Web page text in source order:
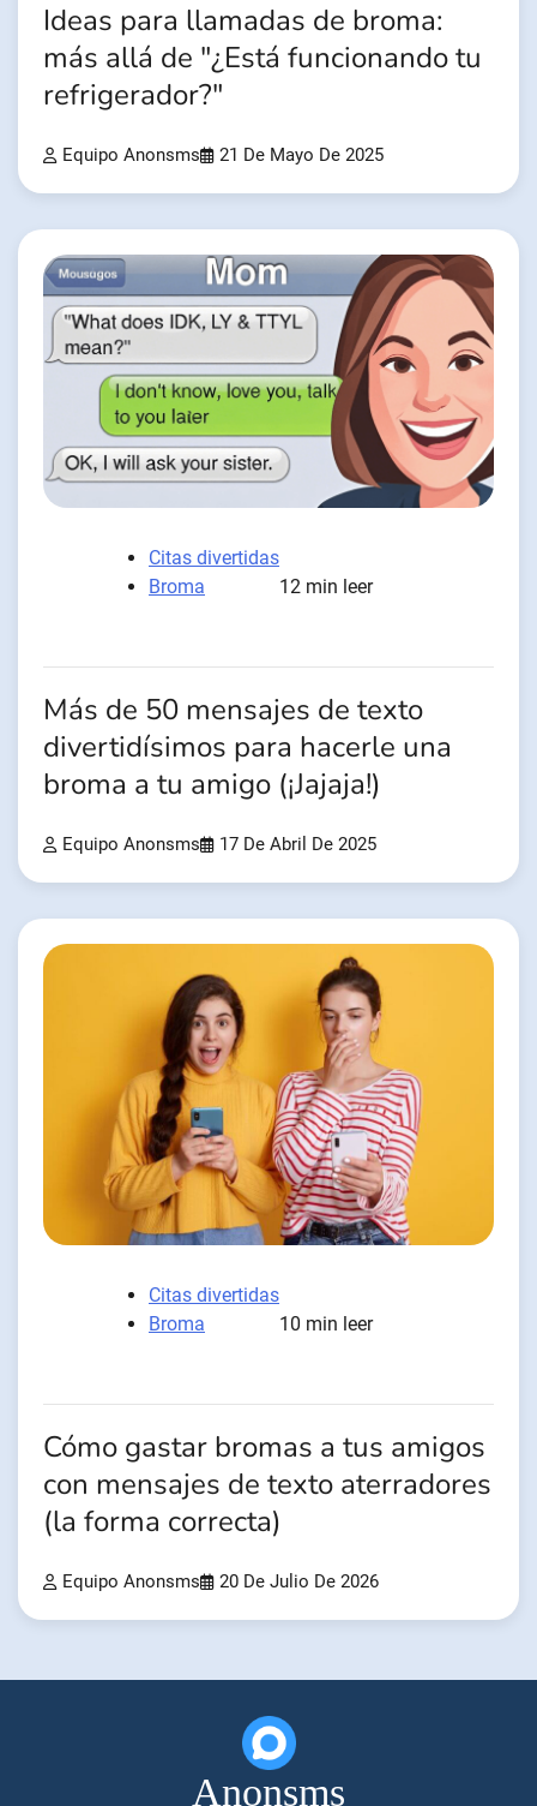
Ideas para llamadas de broma:
más allá de "¿Está funcionando tu
refrigerador?"
Equipo Anonsms 21 De Mayo De 2025
Citas divertidas
Broma
12 min leer
Más de 50 mensajes de texto
divertidísimos para hacerle una
broma a tu amigo (¡Jajaja!)
Equipo Anonsms 17 De Abril De 2025
Citas divertidas
Broma
10 min leer
Cómo gastar bromas a tus amigos
con mensajes de texto aterradores
(la forma correcta)
Equipo Anonsms 20 De Julio De 2026
Anonsms